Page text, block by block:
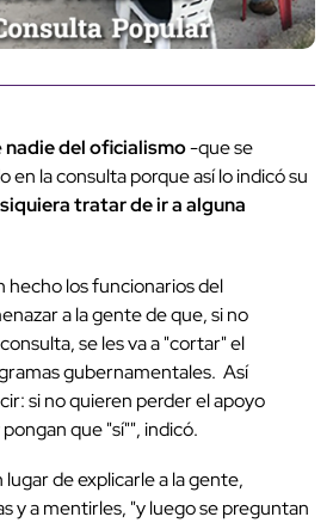
nadie del oficialismo-que se
en la consulta porque así lo indicó su
tratar de ir a alguna
hecho los funcionarios del
a la gente de que, si no
se les va a "cortar" el
gubernamentales. Así
si no quieren perder el apoyo
que "sí"", indicó.
de explicarle a la gente,
y a mentirles, "y luego se preguntan